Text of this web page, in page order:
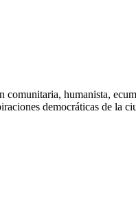
humanista,
democráticas de la